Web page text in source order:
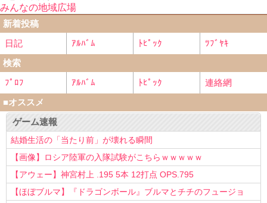
みんなの地域広場
新着投稿
日記
ｱﾙﾊﾞﾑ ﾄﾋﾟｯｸ
ﾂﾌﾞﾔｷ
検索
ﾌﾟﾛﾌ
ｱﾙﾊﾞﾑ ﾄﾋﾟｯｸ
連絡網
■オススメ
ゲーム速報
結婚生活の「当たり前」が壊れる瞬間
【画像】ロシア陸軍の入隊試験がこちらｗｗｗｗｗ
【アウェー】神宮村上 .195 5本 12打点 OPS.795
【ほぼブルマ】『ドラゴンボール』ブルマとチチのフュージョ